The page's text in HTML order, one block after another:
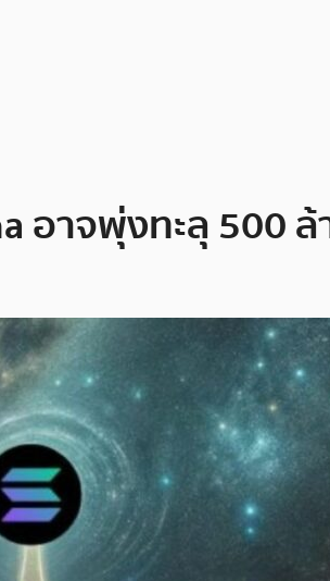
อาจพุ่งทะลุ 500